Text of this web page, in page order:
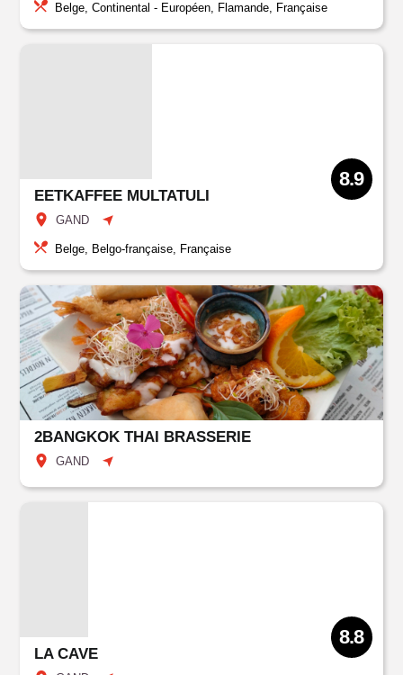
Belge, Continental - Européen, Flamande, Française
EETKAFFEE MULTATULI
GAND
8.9
Belge, Belgo-française, Française
2BANGKOK THAI BRASSERIE
GAND
LA CAVE
8.8